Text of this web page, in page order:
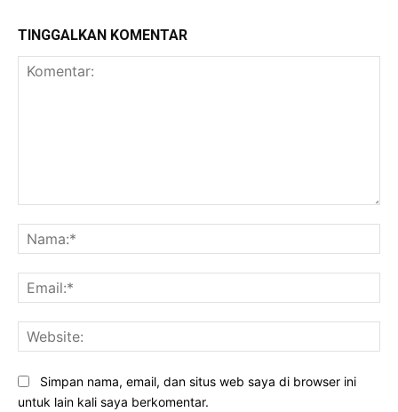
TINGGALKAN KOMENTAR
Simpan nama, email, dan situs web saya di browser ini
untuk lain kali saya berkomentar.